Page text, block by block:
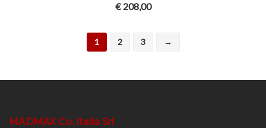
€208,00
1 2 3 →
MADMAX Co. Italia Srl